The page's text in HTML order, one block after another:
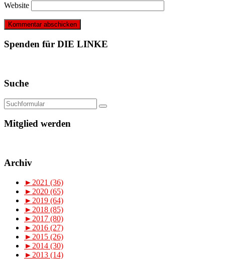
Website
Spenden für DIE LINKE
Suche
Mitglied werden
Archiv
► 2021 (36)
► 2020 (65)
► 2019 (64)
► 2018 (85)
► 2017 (80)
► 2016 (27)
► 2015 (26)
► 2014 (30)
► 2013 (14)